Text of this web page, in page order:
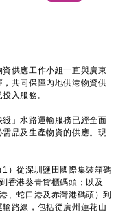
供應工作小組一直與廣東
共同保障內地供港物資供
入服務。
」水路運輸服務已經全面
品及生產物資的供應。現
從深圳鹽田國際集裝箱碼
香港葵青貨櫃碼頭；以及
、蛇口港及赤灣港碼頭）到
路線，包括從廣州蓮花山